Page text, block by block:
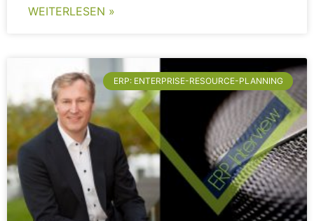
WEITERLESEN »
ERP: ENTERPRISE-RESOURCE-PLANNING